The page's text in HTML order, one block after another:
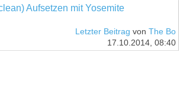
Aufsetzen mit Yosemite
Letzter Beitrag von The Bo
17.10.2014, 08:40